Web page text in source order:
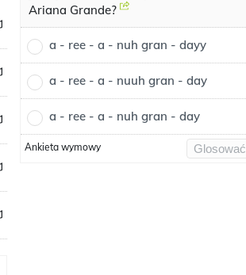
Ariana Grande?
a - ree - a - nuh gran - dayy
a - ree - a - nuuh gran - day
a - ree - a - nuh gran - day
Ankieta wymowy Glosować